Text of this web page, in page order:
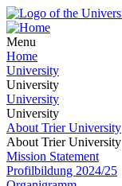
Menu
Home
University
University
University
University
About Trier University
About Trier University
Mission Statement
Profilbildung 2024/25